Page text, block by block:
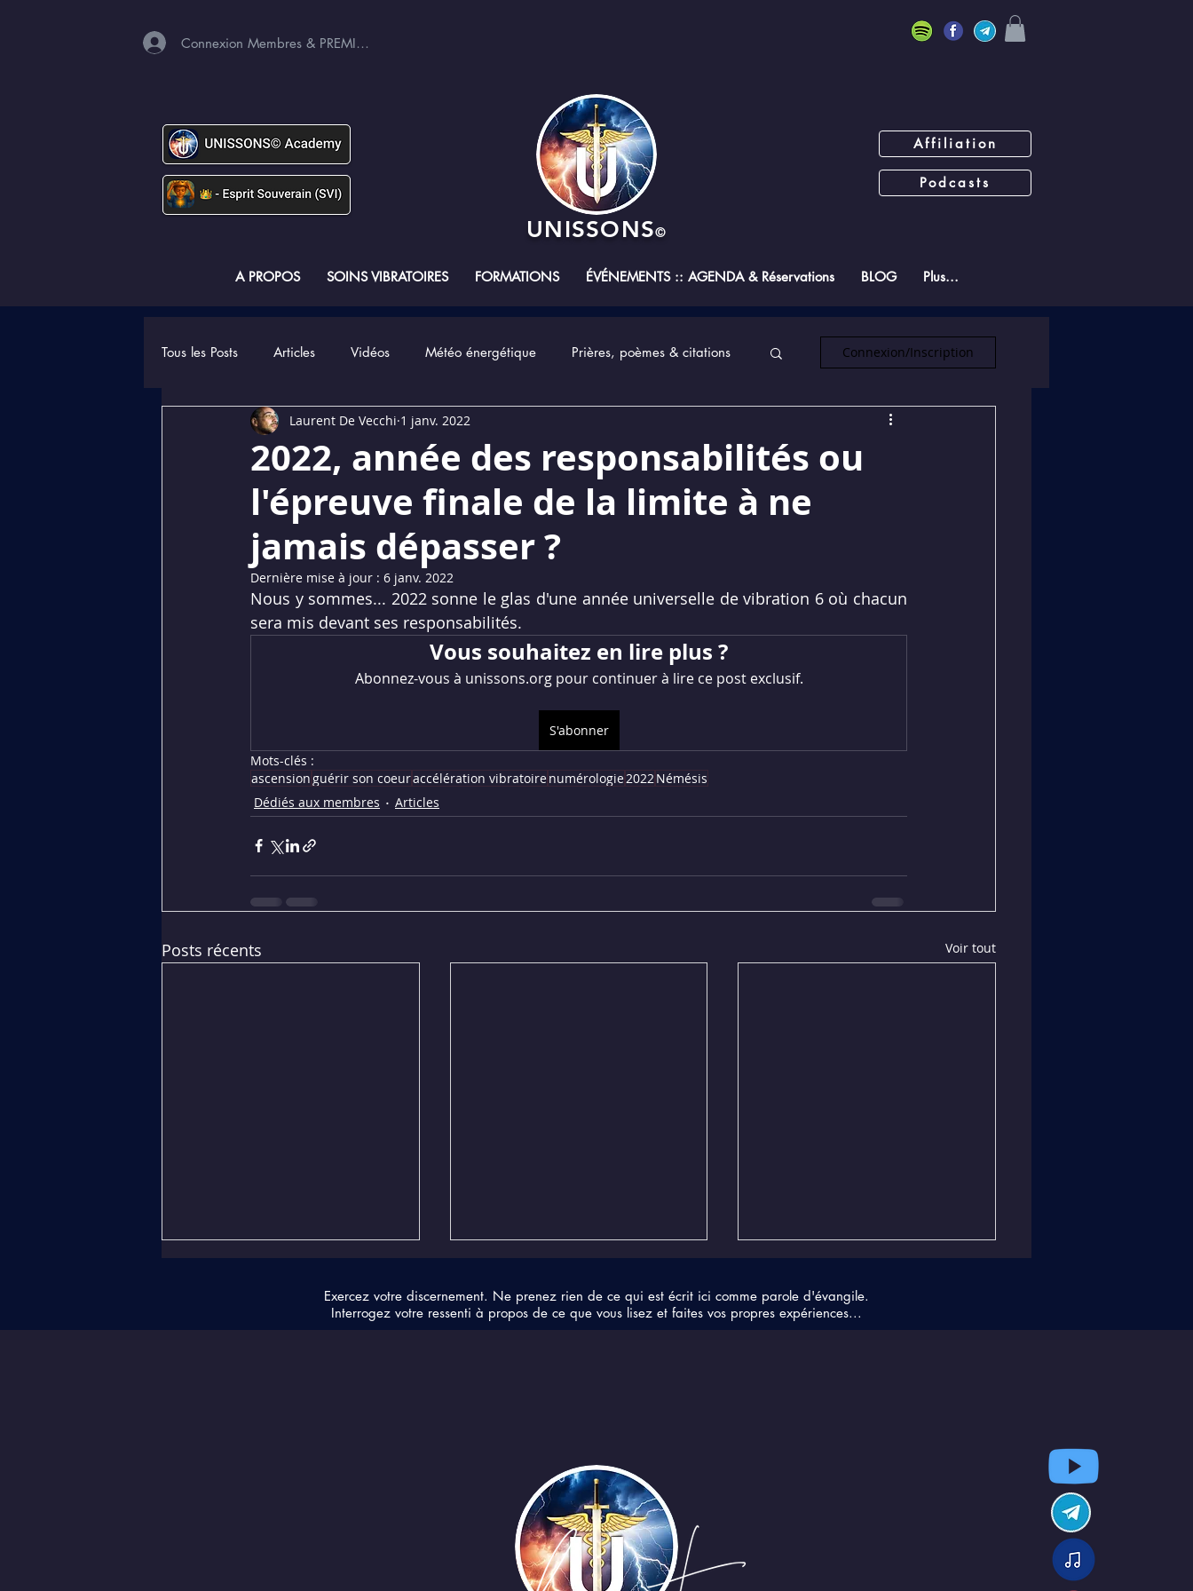
Connexion Membres & PREMIUM
Affiliation
Podcasts
UNISSONS©
A PROPOS SOINS VIBRATOIRES FORMATIONS ÉVÉNEMENTS :: AGENDA & Réservations BLOG Plus...
Tous les Posts Articles Vidéos Météo énergétique Prières, poèmes & citations
Dédiés aux membres PREMIUM Replays Webinaires
Connexion/Inscription
2022, année des responsabilités ou
l'épreuve finale de la limite à ne
jamais dépasser ?
Laurent De Vecchi 1 janv. 2022
Dernière mise à jour : 6 janv. 2022
Nous y sommes... 2022 sonne le glas d'une année universelle de vibration 6 où chacun
sera mis devant ses responsabilités.
Vous souhaitez en lire plus ?
Abonnez-vous à unissons.org pour continuer à lire ce post exclusif.
S'abonner
Mots-clés :
ascension guérir son coeuraccélération vibratoirenumérologie2022Némésis
Dédiés aux membres
Articles
Posts récents Voir tout
Exercez votre discernement. Ne prenez rien de ce qui est écrit ici comme parole d'évangile.
Interrogez votre ressenti à propos de ce que vous lisez et faites vos propres expériences...